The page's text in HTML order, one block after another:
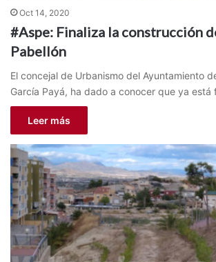
Oct 14, 2020
#Aspe: Finaliza la construcción
Pabellón
El concejal de Urbanismo del Ayuntamiento
García Payá, ha dado a conocer que ya está
Leer más